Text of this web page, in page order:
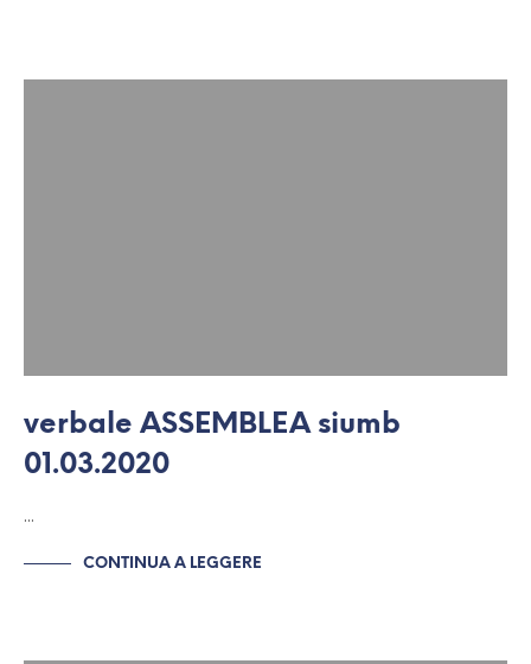
verbale ASSEMBLEA siumb
01.03.2020
…
CONTINUA A LEGGERE